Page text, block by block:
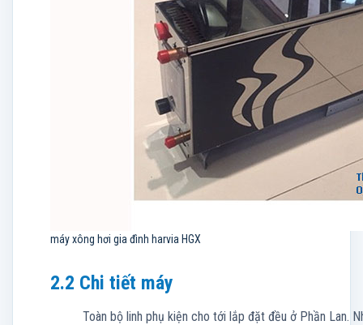
máy xông hơi gia đình harvia HGX
2.2 Chi tiết máy
Toàn bộ linh phụ kiện cho tới lắp đặt đều ở Phần Lan.